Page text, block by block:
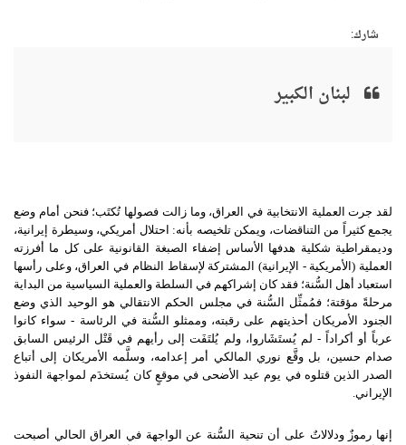
شارك:
لبنان الكبير
لقد جرت العملية الانتخابية في العراق، وما زالت فصولها تُكتَب؛ فنحن أمام وضع
يجمع كثيراً من التناقضات، ويمكن تلخيصه بأنه: احتلال أمريكي، وسيطرة إيرانية،
وديمقراطية شكلية هدفها الأساس إضفاء الصبغة القانونية على كل ما أفرزته
العملية (الأمريكية - الإيرانية) المشتركة لإسقاط النظام في العراق، وعلى رأسها
استعباد أهل السُّنة؛ فقد كان إشراكهم في السلطة والعملية السياسية من البداية
مرحلةً مؤقتة؛ فمُمثِّل السُّنة في مجلس الحكم الانتقالي هو الوحيد الذي وضع
الجنود الأمريكان أحذيتهم على رقبته، وممثلو السُّنة في الرئاسة - سواء كانوا
عرباً أو أكراداً - لم يُستَشَاروا، ولم يُلتَفَت إلى رأيهم في قَتْل الرئيس السابق
صدام حسين، بل وقَّع نوري المالكي أمر إعدامه، وسلَّمه الأمريكان إلى أتباع
الصدر الذين قتلوه في يوم عيد الأضحى في موقعٍ كان يُستخدَم لمواجهة النفوذ
الإيراني.
إنها رموزٌ ودلالاتٌ على أن تنحية السُّنة عن الواجهة في العراق الحالي أصبحت